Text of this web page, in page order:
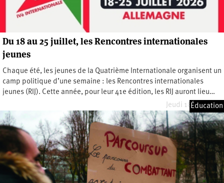
Du 18 au 25 juillet, les Rencontres internationales
jeunes
Chaque été, les jeunes de la Quatrième Internationale organisent un
camp politique d’une semaine : les Rencontres internationales
jeunes (RIJ). Cette année, pour leur 41e édition, les RIJ auront lieu…
Jeudi 18 juin 2026
Éducation